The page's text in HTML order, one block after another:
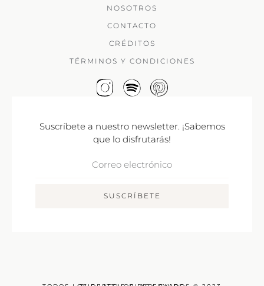
NOSOTROS
CONTACTO
CRÉDITOS
TÉRMINOS Y CONDICIONES
Suscríbete a nuestro newsletter. ¡Sabemos
que lo disfrutarás!
SUSCRÍBETE